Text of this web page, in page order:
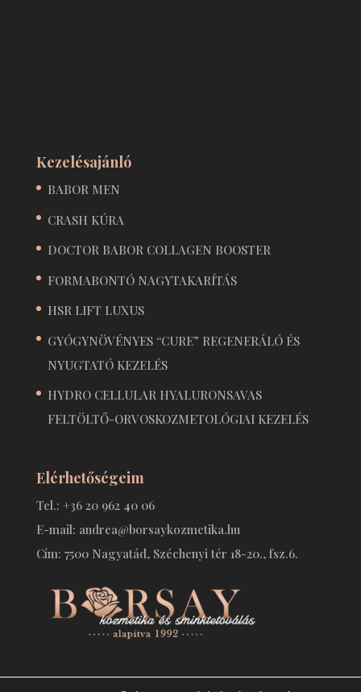
Kezelésajánló
BABOR MEN
CRASH KÚRA
DOCTOR BABOR COLLAGEN BOOSTER
FORMABONTÓ NAGYTAKARÍTÁS
HSR LIFT LUXUS
GYÓGYNÖVÉNYES “CURE” REGENERÁLÓ ÉS
NYUGTATÓ KEZELÉS
HYDRO CELLULAR HYALURONSAVAS
FELTÖLTŐ-ORVOSKOZMETOLÓGIAI KEZELÉS
Elérhetőségeim
Tel.: +36 20 962 40 06
E-mail: andrea@borsaykozmetika.hu
Cím: 7500 Nagyatád, Széchenyi tér 18-20., fsz.6.